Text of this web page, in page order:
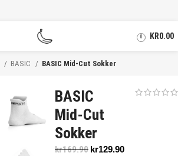
0 KR0.00
BASIC BASIC Mid-Cut Sokker
BASIC
Mid-Cut
Sokker
kr169.90 kr129.90